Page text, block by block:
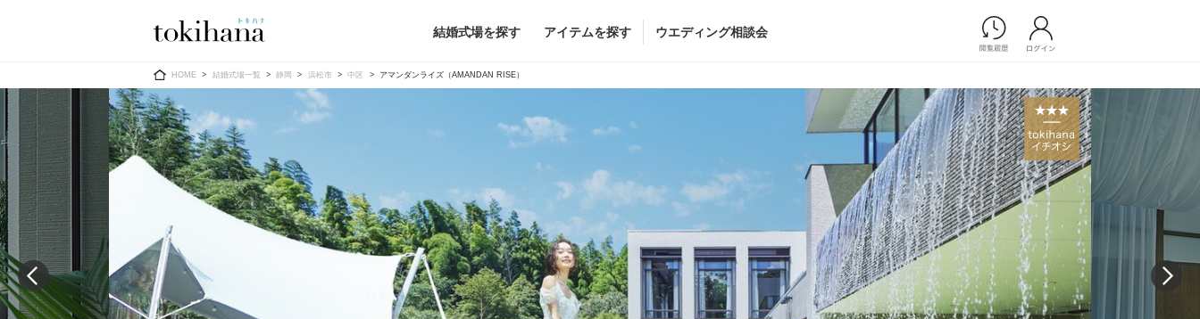
結婚式場を探す アイテムを探す
Ring
結婚指輪
すべてのアイテム
指輪ショップ一覧
Dress
ウエディングドレス
ウエディングドレス
（メーカー直
送）
カラードレス
カラードレス （メーカー直送）
会場装花
すべてのアイテム
フラワーショップ一覧
ヘア&メイクショップ一覧
ブライダルエステショップ一覧
フォトウエディング
前撮り/後撮り
家族フォト/ペット撮影
スナップ写真
フォトウエディング/前撮りショ
ップ一覧
スナップ写真ショップ一覧
Movie
ウエディング相談会
HOME 結婚式場一覧 静岡 浜松市 中区 アマンダンライズ（AMANDAN RISE）